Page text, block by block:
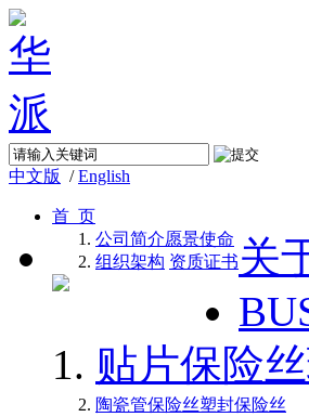
中文版 /English
首 页
关
公司简介愿景使命
组织架构 资质证书
贴片保险丝
陶瓷管保险丝塑封保险丝